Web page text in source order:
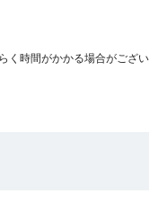
く時間がかかる場合がござい